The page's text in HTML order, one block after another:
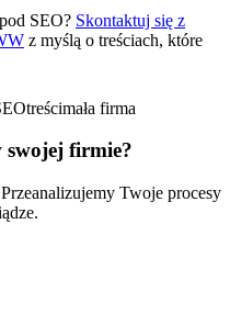
SEO? Skontaktuj się z
z myślą o treściach, które
treścimała firma
swojej firmie?
Twoje procesy